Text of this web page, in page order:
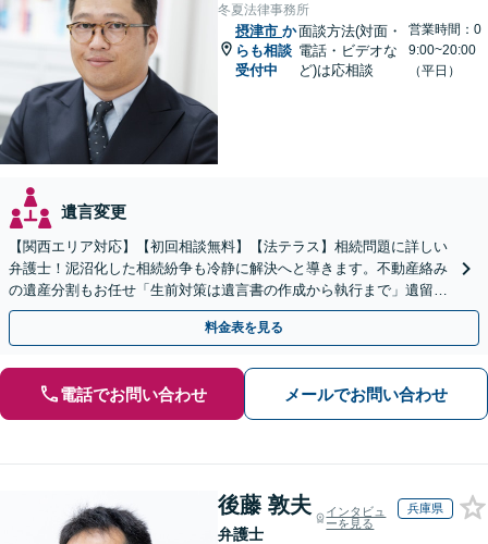
冬夏法律事務所
摂津市 か
らも相談
受付中
面談方法(対面・
電話・ビデオな
ど)は応相談
営業時間：0
9:00~20:00
（平日）
遺言変更
【関西エリア対応】【初回相談無料】【法テラス】相続問題に詳しい
弁護士！泥沼化した相続紛争も冷静に解決へと導きます。不動産絡み
の遺産分割もお任せ「生前対策は遺言書の作成から執行まで」遺留分
侵害額請求に詳しい【夜間・休日面談】【電話相談可】
料金表を見る
電話でお問い合わせ メールでお問い合わせ
後藤 敦夫
弁護士
インタビュ
ーを見る
兵庫県